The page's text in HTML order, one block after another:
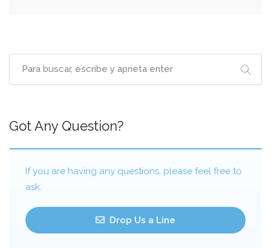
Got Any Question?
If you are having any questions, please feel free to
ask.
Drop Us a Line